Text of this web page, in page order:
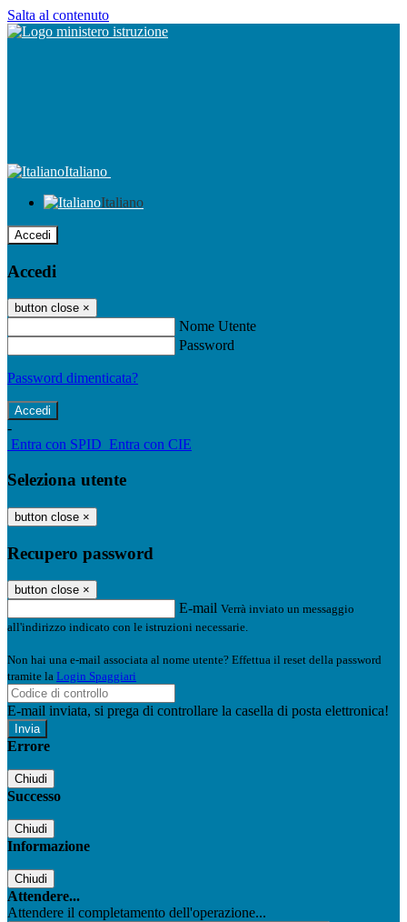
Salta al contenuto
Italiano
Italiano
Accedi
Accedi
button close ×
Nome Utente
Password
Password dimenticata?
-
Entra con SPID Entra con CIE
Seleziona utente
button close ×
Recupero password
button close ×
E-mail Verrà inviato un messaggio
all'indirizzo indicato con le istruzioni necessarie.
Non hai una e-mail associata al nome utente? Effettua il reset della password
tramite la Login Spaggiari
E-mail inviata, si prega di controllare la casella di posta elettronica!
Errore
Chiudi
Successo
Chiudi
Informazione
Chiudi
Attendere...
Attendere il completamento dell'operazione...